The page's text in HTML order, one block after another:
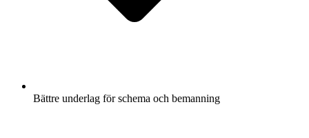
Bättre underlag för schema och bemanning